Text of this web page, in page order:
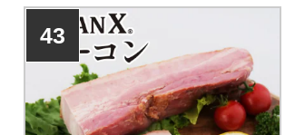
ニオンソース30g×3p)]】
43